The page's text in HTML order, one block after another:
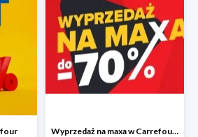
Wyprzedaż na maxa w Carrefour do -70%